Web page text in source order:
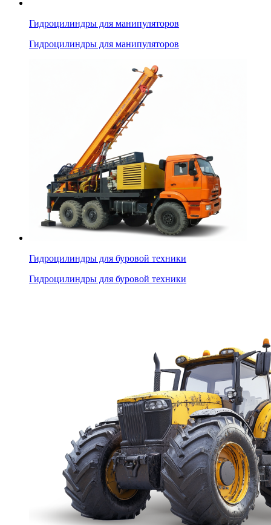
Гидроцилиндры для манипуляторов
Гидроцилиндры для манипуляторов
Гидроцилиндры для буровой техники
Гидроцилиндры для буровой техники